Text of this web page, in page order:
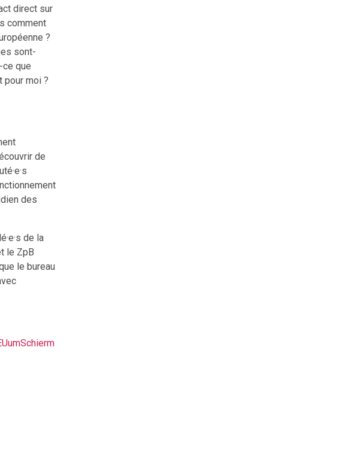
direct sur
comment
?
sont-
ce que
pour moi ?
de
des
de la
le ZpB
le bureau